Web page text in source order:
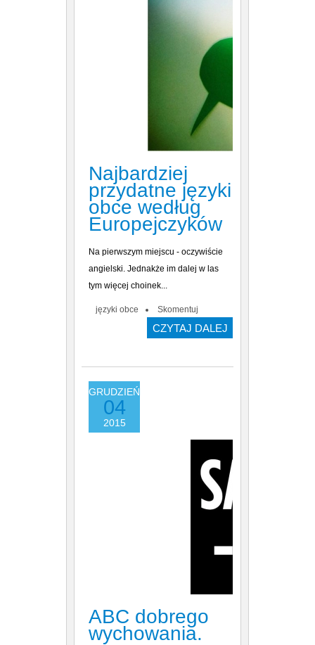
Najbardziej
przydatne języki
obce według
Europejczyków
Na pierwszym miejscu - oczywiście
angielski. Jednakże im dalej w las
tym więcej choinek...
języki obce Skomentuj
CZYTAJ DALEJ
GRUDZIEŃ
04
2015
ABC dobrego
wychowania.